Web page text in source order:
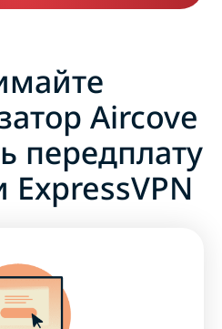
Aircove
передплату
ExpressVPN